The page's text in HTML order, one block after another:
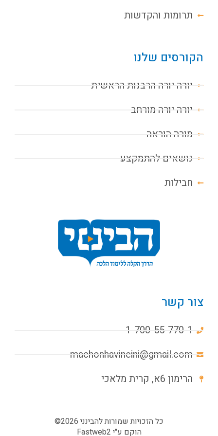
תרומות והקדשות
הקורסים שלנו
יורה יורה הרבנות הראשית
יורה יורה מורחב
מורה הוראה
נושאים להתמקצע
חבילות
צור קשר
1-700-55-770-1
machonhavineini@gmail.com
הרימון 6א, קרית מלאכי
כל הזכויות שמורות להבינני 2026©
הוקם ע"י Fastweb2